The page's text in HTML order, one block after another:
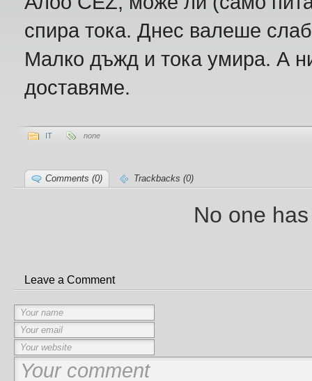
спира тока. Днес валеше
Малко дъжд и тока умира. А
доставяме.
IT none
Comments (0) Trackbacks (0)
No one
Leave a Comment